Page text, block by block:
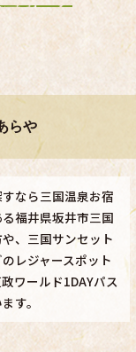
らや
なら三国温泉お宿
福井県坂井市三国
、三国サンセット
レジャースポット
ワールド1DAYパス
す。